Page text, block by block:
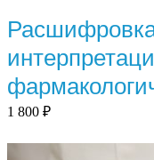
1 800 ₽